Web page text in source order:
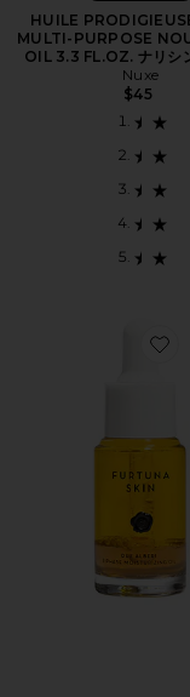
HUILE
MULTI-PURPOSE
OIL 3.3 FL.OZ. ナリシ
Nuxe
$45